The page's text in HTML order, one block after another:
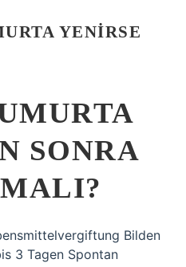
YENIRSE
SONRA
Bilden
3 Tagen Spontan